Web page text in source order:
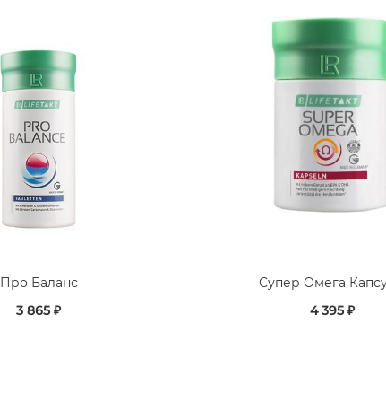
Про Баланс
3 865 ₽
Супер Омега
4 395 ₽